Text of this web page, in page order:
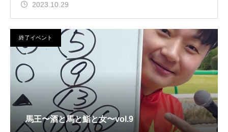
2023.10.29
終了イベント
馬王〜酒と馬と鮨と女〜vol.9